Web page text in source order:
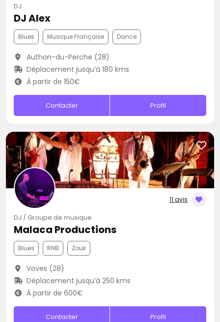
DJ
DJ Alex
Blues Musique Française Dance
Authon-du-Perche (28)
Déplacement jusqu’à 180 kms
À partir de 150€
Contacter Profil
11 avis
DJ / Groupe de musique
Malaca Productions
Blues RNB Zouk
Voves (28)
Déplacement jusqu’à 250 kms
À partir de 600€
Contacter Profil